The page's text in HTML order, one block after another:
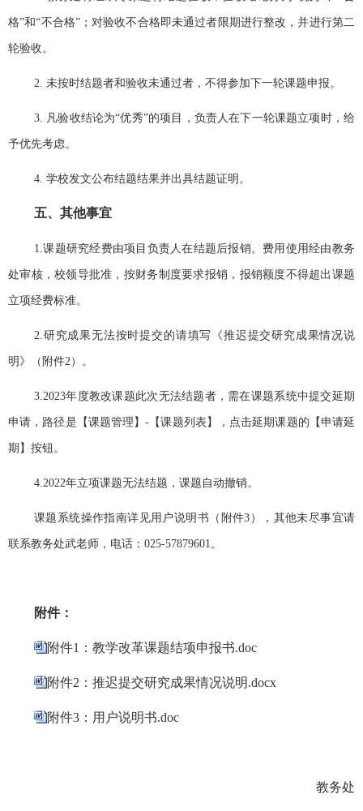
格”和“不合格”；对验收不合格即未通过者限期进行整改，并进行第二
轮验收。
2. 未按时结题者和验收未通过者，不得参加下一轮课题申报。
3. 凡验收结论为“优秀”的项目，负责人在下一轮课题立项时，给
予优先考虑。
4. 学校发文公布结题结果并出具结题证明。
五、 其他事宜
1.课题研究经费由项目负责人在结题后报销。费用使用经由教务
处审核，校领导批准，按财务制度要求报销，报销额度不得超出课题
立项经费标准。
2.研究成果无法按时提交的请填写《推迟提交研究成果情况说
明》（附件2）。
3.2023年度教改课题此次无法结题者，需在课题系统中提交延期
申请，路径是【课题管理】-【课题列表】，点击延期课题的【申请延
期】按钮。
4.2022年立项课题无法结题，课题自动撤销。
课题系统操作指南详见用户说明书（附件3），其他未尽事宜请
联系教务处武老师，电话：025-57879601。
附件：
附件1：教学改革课题结项申报书.doc
附件2：推迟提交研究成果情况说明.docx
附件3：用户说明书.doc
教务处